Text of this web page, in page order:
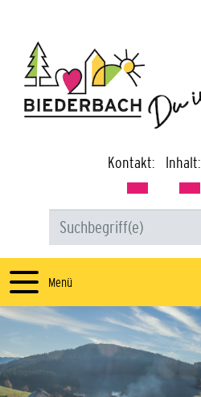
Kontakt: Inhalt:
Menü